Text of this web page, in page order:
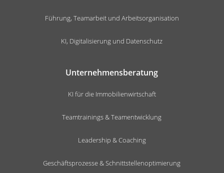
Führung, Teamarbeit und Arbeitsorganisation
KI, Digitalisierung und Datenschutz
Unternehmensberatung
KI für die Immobilienwirtschaft
Teamtrainings & Teamentwicklung
Leadership & Coaching
Geschäftsprozesse & Schnittstellenoptimierung